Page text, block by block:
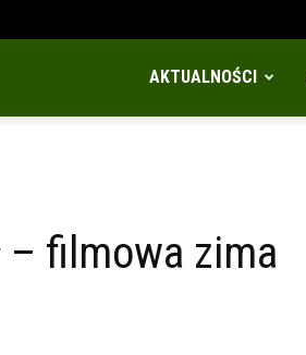
AKTUALNOŚCI
– filmowa zima